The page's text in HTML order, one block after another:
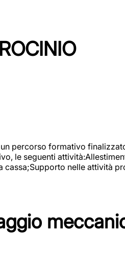
percorso formativo
le seguenti
nelle attività